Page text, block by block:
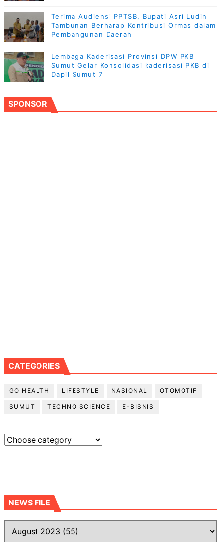
Terima Audiensi PPTSB, Bupati Asri Ludin
Tambunan Berharap Kontribusi Ormas dalam
Pembangunan Daerah
Lembaga Kaderisasi Provinsi DPW PKB
Sumut Gelar Konsolidasi kaderisasi PKB di
Dapil Sumut 7
SPONSOR
CATEGORIES
GO HEALTH LIFESTYLE NASIONAL OTOMOTIF
SUMUT TECHNO SCIENCE E-BISNIS
NEWS FILE